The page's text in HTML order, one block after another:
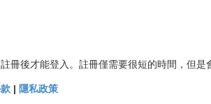
冊後才能登入。註冊僅需要很短的時間，但
| 隱私政策